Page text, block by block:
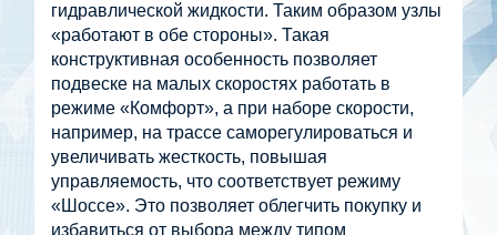
гидравлической жидкости. Таким образом узлы
«работают в обе стороны». Такая
конструктивная особенность позволяет
подвеске на малых скоростях работать в
режиме «Комфорт», а при наборе скорости,
например, на трассе саморегулироваться и
увеличивать жесткость, повышая
управляемость, что соответствует режиму
«Шоссе». Это позволяет облегчить покупку и
избавиться от выбора между типом